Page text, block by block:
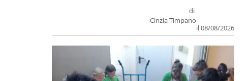
di
Cinzia Timpano
il 08/08/2026